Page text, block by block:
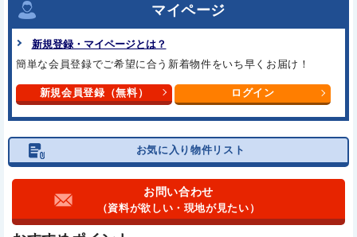
マイページ
新規登録・マイページとは？
簡単な会員登録でご希望に合う 新着物件をいち早くお届け！
新規会員登録（無料） ログイン
お気に入り物件リスト
お問い合わせ
（資料が欲しい・現地が見たい）